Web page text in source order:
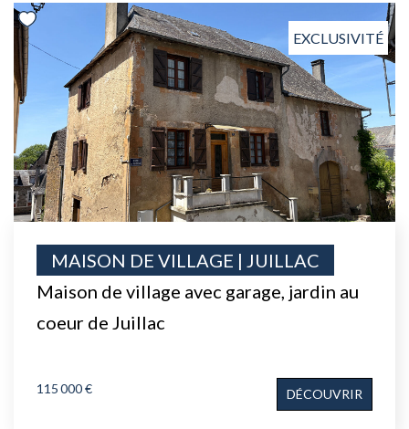
EXCLUSIVITÉ
Maison de village avec garage, jardin au
coeur de Juillac
MAISON DE VILLAGE | JUILLAC
115 000 € DÉCOUVRIR